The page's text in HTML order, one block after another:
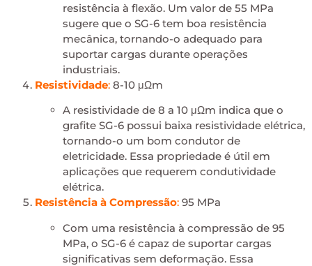
resistência à flexão. Um valor de 55 MPa
sugere que o SG-6 tem boa resistência
mecânica, tornando-o adequado para
suportar cargas durante operações
industriais.
Resistividade: 8-10 μΩm
A resistividade de 8 a 10 μΩm indica que o
grafite SG-6 possui baixa resistividade elétrica,
tornando-o um bom condutor de
eletricidade. Essa propriedade é útil em
aplicações que requerem condutividade
elétrica.
Resistência à Compressão: 95 MPa
Com uma resistência à compressão de 95
MPa, o SG-6 é capaz de suportar cargas
significativas sem deformação. Essa